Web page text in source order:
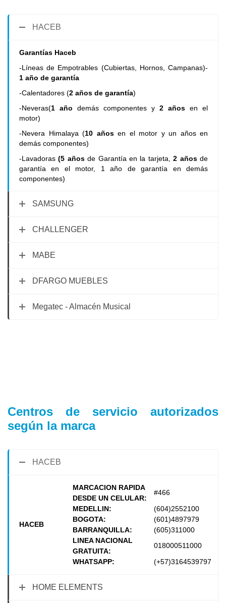
HACEB
Garantías Haceb
-Líneas de Empotrables (Cubiertas, Hornos, Campanas)-
1 año de garantía
-Calentadores (2 años de garantía)
-Neveras(1 año demás componentes y 2 años en el
motor)
-Nevera Himalaya (10 añosen el motor y un años en
demás componentes)
-Lavadoras(5 añosde Garantía en la tarjeta,2 añosde
garantía en el motor, 1 año de garantía en demás
componentes)
SAMSUNG
CHALLENGER
MABE
DFARGO MUEBLES
Megatec - Almacén Musical
Centros de servicio autorizados
según la marca
HACEB
HACEB
MARCACION RAPIDA
DESDE UN CELULAR:
#466
MEDELLIN:
(604)2552100
BOGOTA:
(601)4897979
BARRANQUILLA:
(605)311000
LINEA NACIONAL
GRATUITA:
018000511000
WHATSAPP:
(+57)3164539797
HOME ELEMENTS